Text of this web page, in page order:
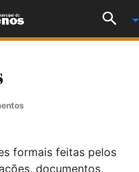
formais feitas pelos
documentos,